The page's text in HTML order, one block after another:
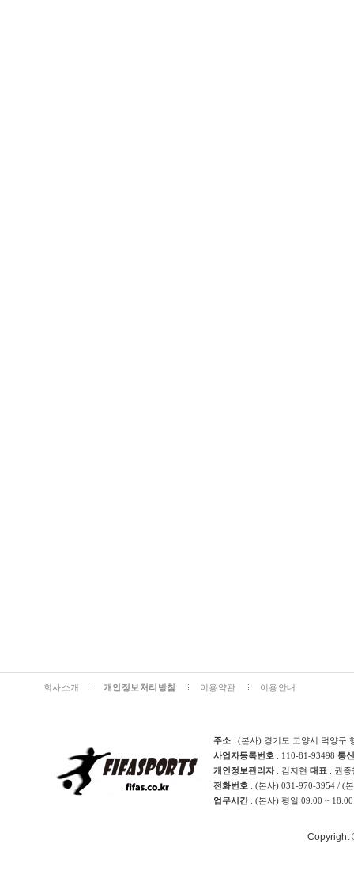
회사소개 개인정보처리방침 이용약관 이용안내
주소 : (본사) 경기도 고양시 덕양구
사업자등록번호 : 110-81-93498 통
개인정보관리자: 김지현 대표 : 권
전화번호 : (본사) 031-970-3954 / (
업무시간: (본사) 평일 09:00 ~